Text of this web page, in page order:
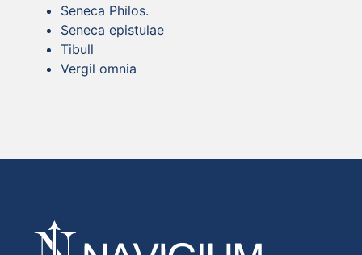
Seneca Philos.
Seneca epistulae
Tibull
Vergil omnia